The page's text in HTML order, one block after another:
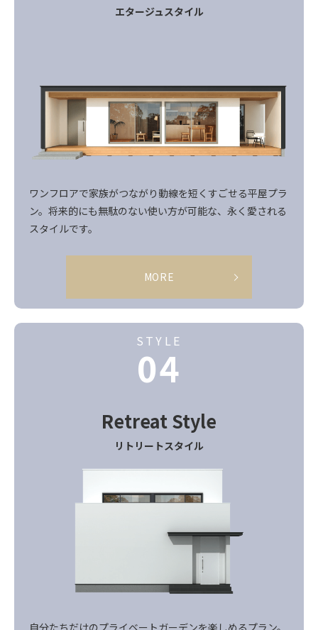
エタージュスタイル
ワンフロアで家族がつながり動線を短くすごせる平屋プラ
ン。将来的にも無駄のない使い方が可能な、永く愛される
スタイルです。
MORE
STYLE
04
RetreatStyle
リトリートスタイル